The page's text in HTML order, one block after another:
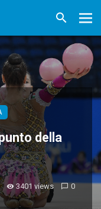
della
3401 views 0